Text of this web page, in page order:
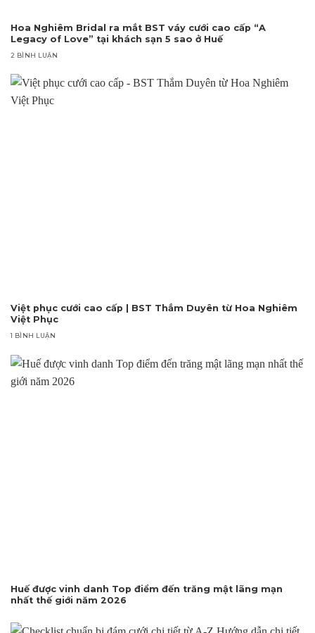
Hoa Nghiêm Bridal ra mắt BST váy cưới cao cấp “A
Legacy of Love” tại khách sạn 5 sao ở Huế
2 BÌNH LUẬN
Việt phục cưới cao cấp | BST Thắm Duyên từ Hoa Nghiêm
Việt Phục
1 BÌNH LUẬN
Huế được vinh danh Top điểm đến trăng mật lãng mạn
nhất thế giới năm 2026